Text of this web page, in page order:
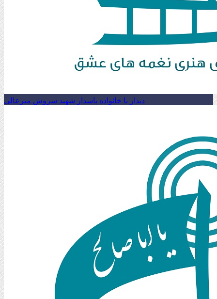
دیدار با خانواده پاسدار شهید سروش میرعالی